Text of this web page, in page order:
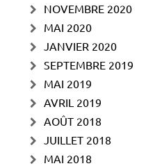
NOVEMBRE 2020
MAI 2020
JANVIER 2020
SEPTEMBRE 2019
MAI 2019
AVRIL 2019
AOÛT 2018
JUILLET 2018
MAI 2018